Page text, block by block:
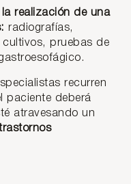
realización de una
radiografías,
pruebas de
recurren
paciente deberá
atravesando un